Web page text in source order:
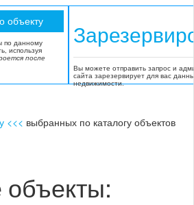
по данному
используя
после
Вы можете отправить запрос и
сайта зарезервирует для вас
недвижимости.
<<< выбранных по каталогу объектов